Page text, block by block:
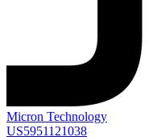
Micron Technology
US5951121038